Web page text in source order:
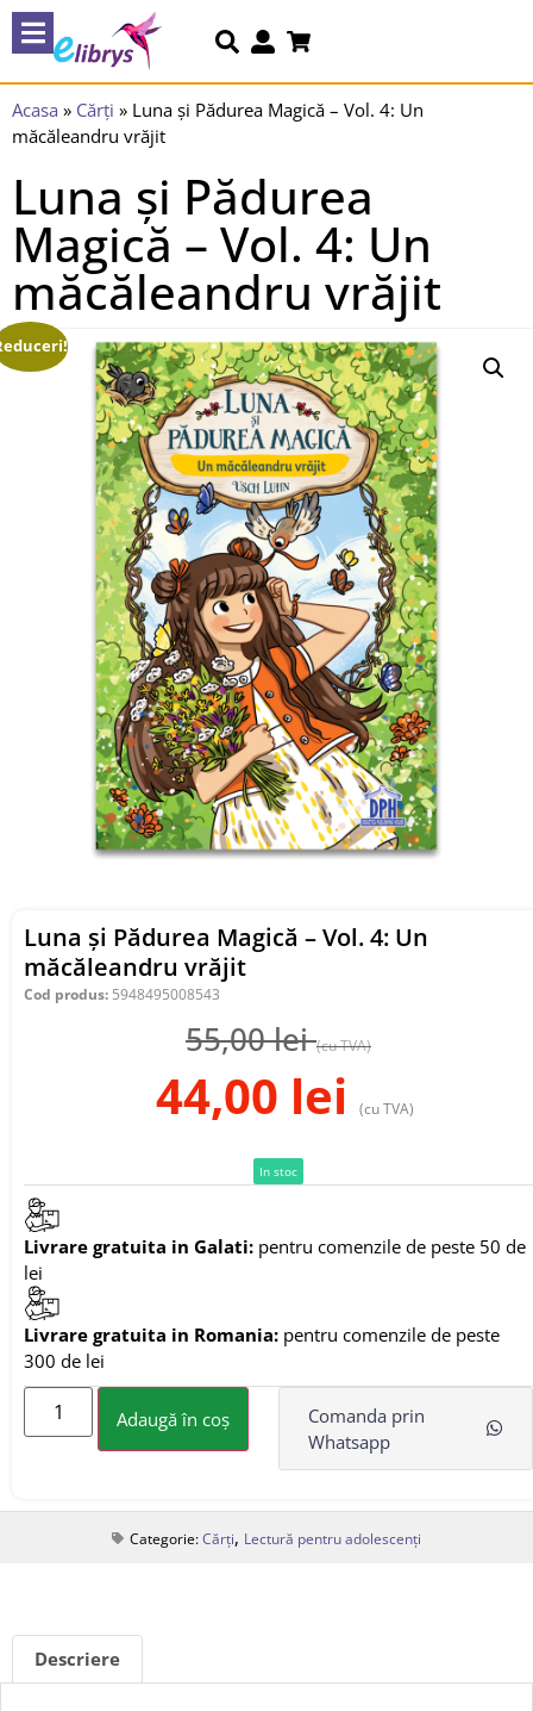
Acasa » Cărți » Luna și Pădurea Magică – Vol. 4: Un
măcăleandru vrăjit
Luna și Pădurea
Magică – Vol. 4: Un
măcăleandru vrăjit
Luna și Pădurea Magică – Vol. 4: Un
măcăleandru vrăjit
Cod produs: 5948495008543
55,00lei (cu TVA)
44,00 lei (cu TVA)
In stoc
Livrare gratuita in Galati: pentru comenzile de peste 50 de
lei
Livrare gratuita in Romania: pentru comenzile de peste
300 de lei
Adaugă în coș
Comanda prin
Whatsapp
Categorie:Cărți, Lectură pentru adolescenți
Descriere